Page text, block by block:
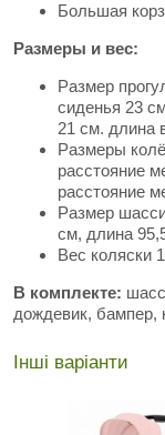
Большая
Размеры и вес:
Размер
сиденья 23
21 см. длина
Размеры
расстояние
расстояние
Размер
см, длина
Вес коляски
В комплекте:
дождевик, бампер,
Інші варіанти